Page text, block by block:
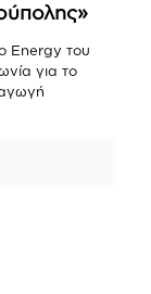
Energy του
για το